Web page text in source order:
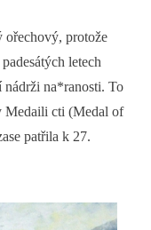
ořechový, protože
letech
nádrži na*ranosti. To
Medaili cti (Medal of
patřila k 27.